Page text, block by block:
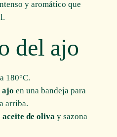
y aromático que
del ajo
a 180°C.
ajo en una bandeja para
arriba.
aceite de oliva y sazona